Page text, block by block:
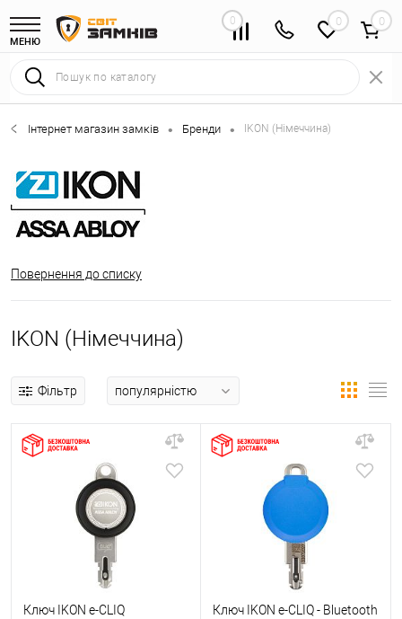
МЕНЮ
0 0
Інтернет магазин замків • Бренди • IKON (Німеччина)
Повернення до списку
IKON (Німеччина)
Фільтр
Ключ IKON e-CLIQ Ключ IKON e-CLIQ - Bluetooth